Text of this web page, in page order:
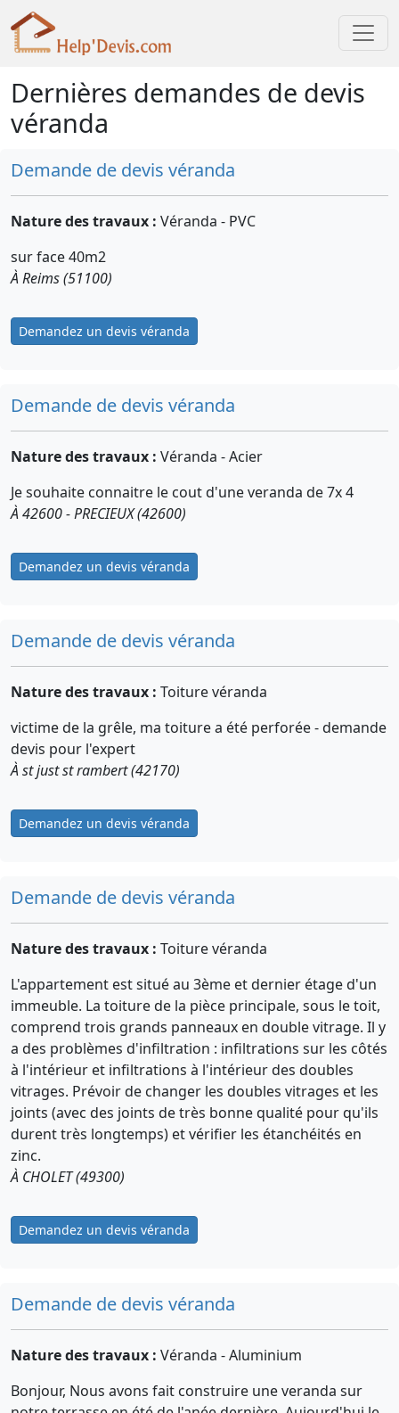
Dernières demandes de devis
véranda
Demande de devis véranda
Nature des travaux : Véranda - PVC
sur face 40m2
À Reims (51100)
Demandez un devis véranda
Demande de devis véranda
Nature des travaux : Véranda - Acier
Je souhaite connaitre le cout d'une veranda de 7x 4
À 42600 - PRECIEUX (42600)
Demandez un devis véranda
Demande de devis véranda
Nature des travaux : Toiture véranda
victime de la grêle, ma toiture a été perforée - demande
devis pour l'expert
À st just st rambert (42170)
Demandez un devis véranda
Demande de devis véranda
Nature des travaux : Toiture véranda
L'appartement est situé au 3ème et dernier étage d'un
immeuble. La toiture de la pièce principale, sous le toit,
comprend trois grands panneaux en double vitrage. Il y
a des problèmes d'infiltration : infiltrations sur les côtés
à l'intérieur et infiltrations à l'intérieur des doubles
vitrages. Prévoir de changer les doubles vitrages et les
joints (avec des joints de très bonne qualité pour qu'ils
durent très longtemps) et vérifier les étanchéités en
zinc.
À CHOLET (49300)
Demandez un devis véranda
Demande de devis véranda
Nature des travaux : Véranda - Aluminium
Bonjour, Nous avons fait construire une veranda sur